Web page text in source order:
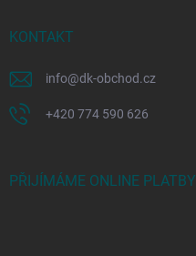
KONTAKT
info@dk-obchod.cz
+420 774 590 626
PŘIJÍMÁME ONLINE PLATBY